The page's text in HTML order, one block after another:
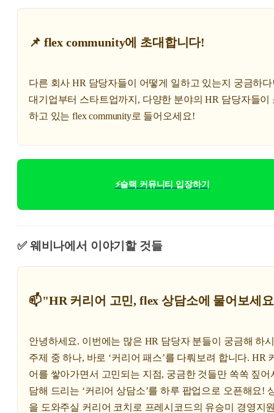
📌 flex community에 초대합니다!
다른 회사 HR 담당자들이 어떻게 일하고 있는지 궁금하다
대기업부터 스타트업까지, 다양한 분야의 HR 담당자들이
하고 있는 flex community로 들어오세요!
⚡슬랙 커뮤니티 입장하기
✅ 웨비나에서 이야기할 것들
📫"HR 커리어 고민, flex 상담소에 물어보세
안녕하세요. 이번에는 많은 HR 담당자 분들이 궁금해 하
주제 중 하나, 바로 ‘커리어 패스’를 다뤄보려 합니다. HR
어를 쌓아가면서 고민되는 지점, 궁금한 것들만 쏙쏙 짚어
담해 드리는 ‘커리어 상담소’를 하루 팝업으로 오픈해요!
을 도와주실 커리어 코치로 프레시코드의 유승미 경영지